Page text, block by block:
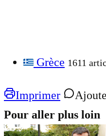
Grèce 1611
Imprimer
Pour aller plus loin